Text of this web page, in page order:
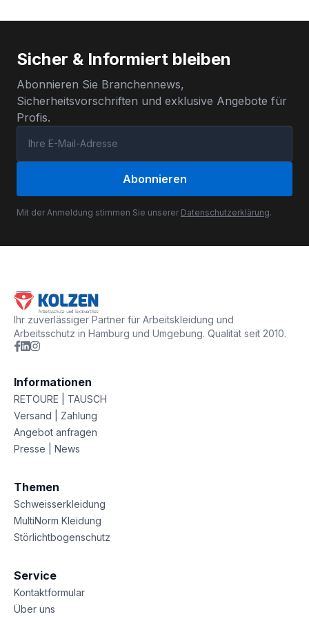
Sicher & Informiert bleiben
Abonnieren Sie Branchennews,
Sicherheitsvorschriften und exklusive Angebote für
Profis.
Abonnieren
Mit der Anmeldung stimmen Sie unserer Datenschutzerklärung.
Ihr zuverlässiger Partner für Arbeitskleidung und
Arbeitsschutz in Hamburg und Umgebung. Qualität seit 2010.
Informationen
RETOURE | TAUSCH
Versand | Zahlung
Angebot anfragen
Presse | News
Themen
Schweisserkleidung
MultiNorm Kleidung
Störlichtbogenschutz
Service
Kontaktformular
Über uns